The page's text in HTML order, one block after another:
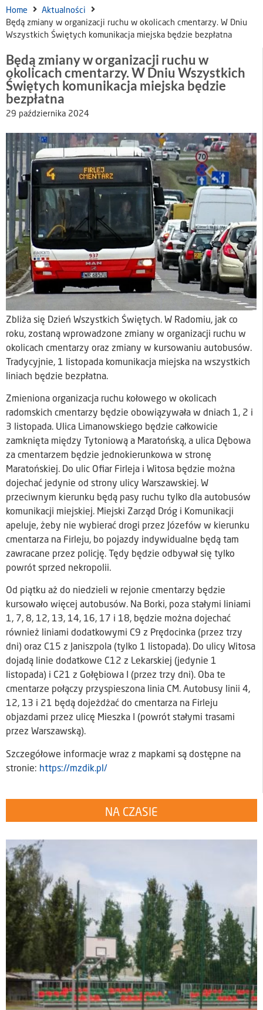
Home
Aktualności
Będą zmiany w organizacji ruchu w okolicach cmentarzy. W Dniu
Wszystkich Świętych komunikacja miejska będzie bezpłatna
Będą zmiany w organizacji ruchu w
okolicach cmentarzy. W Dniu Wszystkich
Świętych komunikacja miejska będzie
bezpłatna
29 października 2024
Zbliża się Dzień Wszystkich Świętych. W Radomiu, jak co
roku, zostaną wprowadzone zmiany w organizacji ruchu w
okolicach cmentarzy oraz zmiany w kursowaniu autobusów.
Tradycyjnie, 1 listopada komunikacja miejska na wszystkich
liniach będzie bezpłatna.
Zmieniona organizacja ruchu kołowego w okolicach
radomskich cmentarzy będzie obowiązywała w dniach 1, 2 i
3 listopada. Ulica Limanowskiego będzie całkowicie
zamknięta między Tytoniową a Maratońską, a ulica Dębowa
za cmentarzem będzie jednokierunkowa w stronę
Maratońskiej. Do ulic Ofiar Firleja i Witosa będzie można
dojechać jedynie od strony ulicy Warszawskiej. W
przeciwnym kierunku będą pasy ruchu tylko dla autobusów
komunikacji miejskiej. Miejski Zarząd Dróg i Komunikacji
apeluje, żeby nie wybierać drogi przez Józefów w kierunku
cmentarza na Firleju, bo pojazdy indywidualne będą tam
zawracane przez policję. Tędy będzie odbywał się tylko
powrót sprzed nekropolii.
Od piątku aż do niedzieli w rejonie cmentarzy będzie
kursowało więcej autobusów. Na Borki, poza stałymi liniami
1, 7, 8, 12, 13, 14, 16, 17 i 18, będzie można dojechać
również liniami dodatkowymi C9 z Prędocinka (przez trzy
dni) oraz C15 z Janiszpola (tylko 1 listopada). Do ulicy Witosa
dojadą linie dodatkowe C12 z Lekarskiej (jedynie 1
listopada) i C21 z Gołębiowa I (przez trzy dni). Oba te
cmentarze połączy przyspieszona linia CM. Autobusy linii 4,
12, 13 i 21 będą dojeżdżać do cmentarza na Firleju
objazdami przez ulicę Mieszka I (powrót stałymi trasami
przez Warszawską).
Szczegółowe informacje wraz z mapkami są dostępne na
stronie: https://mzdik.pl/
NA CZASIE